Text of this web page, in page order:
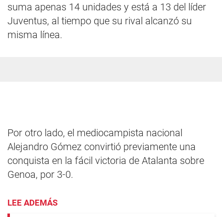
suma apenas 14 unidades y está a 13 del líder
Juventus, al tiempo que su rival alcanzó su
misma línea.
Por otro lado, el mediocampista nacional
Alejandro Gómez convirtió previamente una
conquista en la fácil victoria de Atalanta sobre
Genoa, por 3-0.
LEE ADEMÁS